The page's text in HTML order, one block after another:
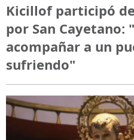
Kicillof participó
por San Cayetano:
acompañar a un
sufriendo"